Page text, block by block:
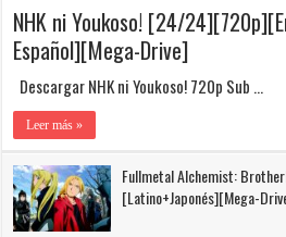
NHK ni Youkoso! [24/
Español][Mega-Drive]
Descargar NHK ni Youkoso! 720p Sub …
Leer más »
Fullmetal Alchemist:
[Latino+Japonés][Mega-